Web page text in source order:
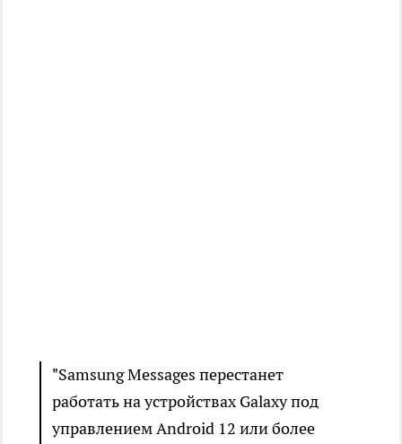
"Samsung Messages перестанет
работать на устройствах Galaxy под
управлением Android 12 или более